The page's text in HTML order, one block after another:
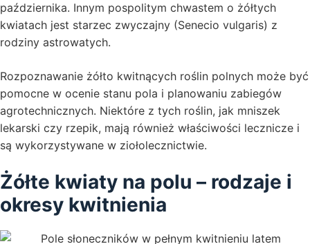
października. Innym pospolitym chwastem o żółtych
kwiatach jest starzec zwyczajny (Senecio vulgaris) z
rodziny astrowatych.
Rozpoznawanie żółto kwitnących roślin polnych może być
pomocne w ocenie stanu pola i planowaniu zabiegów
agrotechnicznych. Niektóre z tych roślin, jak mniszek
lekarski czy rzepik, mają również właściwości lecznicze i
są wykorzystywane w ziołolecznictwie.
Żółte kwiaty na polu – rodzaje i
okresy kwitnienia